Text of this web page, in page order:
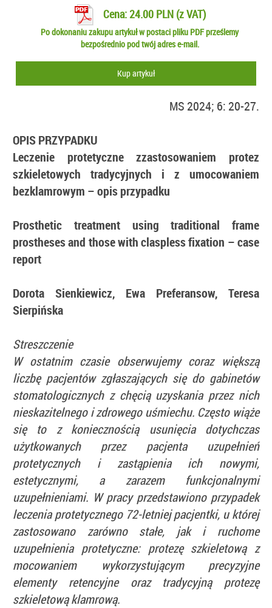
Cena: 24.00 PLN (z VAT)
Po dokonaniu zakupu artykuł w postaci pliku PDF prześlemy
bezpośrednio pod twój adres e-mail.
Kup artykuł
MS 2024; 6: 20-27.
OPIS PRZYPADKU
Leczenie protetyczne zzastosowaniem protez
szkieletowych tradycyjnych i z umocowaniem
bezklamrowym – opis przypadku
Prosthetic treatment using traditional frame
prostheses and those with claspless fixation – case
report
Dorota Sienkiewicz, Ewa Preferansow, Teresa
Sierpińska
Streszczenie
W ostatnim czasie obserwujemy coraz większą
liczbę pacjentów zgłaszających się do gabinetów
stomatologicznych z chęcią uzyskania przez nich
nieskazitelnego i zdrowego uśmiechu. Często wiąże
się to z koniecznością usunięcia dotychczas
użytkowanych przez pacjenta uzupełnień
protetycznych i zastąpienia ich nowymi,
estetycznymi, a zarazem funkcjonalnymi
uzupełnieniami. W pracy przedstawiono przypadek
leczenia protetycznego 72-letniej pacjentki, u której
zastosowano zarówno stałe, jak i ruchome
uzupełnienia protetyczne: protezę szkieletową z
mocowaniem wykorzystującym precyzyjne
elementy retencyjne oraz tradycyjną protezę
szkieletową klamrową.